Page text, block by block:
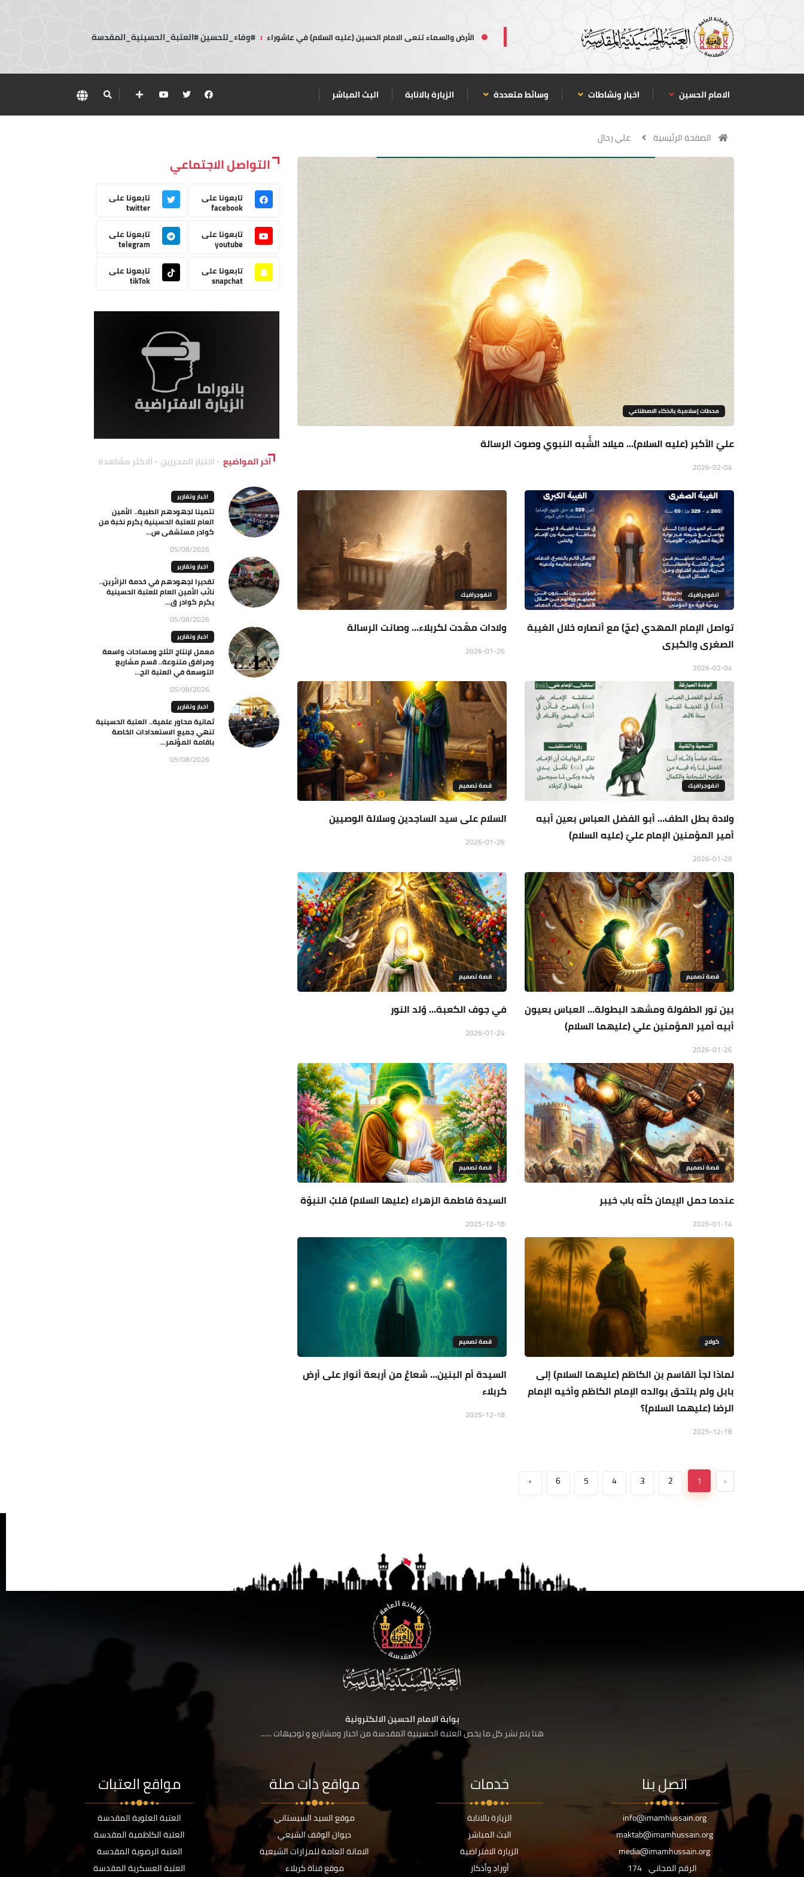
الأرض والسماء تنعى الامام الحسين (عليه السلام) في عاشوراء : #وفاء_للحسين #العتبة_الحسينية_المقدسة
الامام الحسين اخبار ونشاطات وسائط متعددة الزيارة بالانابة البث المباشر
الصفحة الرئيسية علي رحال
محطات إسلامية بالذكاء الاصطناعي
عليّ الأكبر (عليه السلام)... ميلاد الشَّبه النبوي وصوت الرسالة
انفوجرافيك
تواصل الإمام المهدي (عجّ) مع أنصاره خلال الغيبة
الصغرى والكبرى
انفوجرافيك
ولادات مهّدت لكربلاء… وصانت الرسالة
انفوجرافيك
ولادة بطل الطف… أبو الفضل العباس بعين أبيه
أمير المؤمنين الإمام عليّ (عليه السلام)
قصة تصميم
السلام على سيد الساجدين وسلالة الوصيين
قصة تصميم
بين نور الطفولة ومشهد البطولة… العباس بعيون
أبيه أمير المؤمنين علي (عليهما السلام)
قصة تصميم
في جوف الكعبة… وُلد النور
قصة تصميم
عندما حمل الإيمان كلّه باب خيبر
قصة تصميم
السيدة فاطمة الزهراء (عليها السلام) قلبُ النبوّة
كولاج
لماذا لجأ القاسم بن الكاظم (عليهما السلام) إلى
بابل ولم يلتحق بوالده الإمام الكاظم وأخيه الإمام
الرضا (عليهما السلام)؟
قصة تصميم
السيدة أم البنين… شعاعٌ من أربعة أنوار على أرض
كربلاء
‹
1
2
3
4
5
6
›
التواصل الاجتماعي
تابعونا على
facebook
تابعونا على
twitter
تابعونا على
youtube
تابعونا على
telegram
تابعونا على
snapchat
تابعونا على
tikTok
آخر المواضيع اختيار المحررين الاكثر مشاهدة
اخبار وتقارير
تثمينا لجهودهم الطبية.. الأمين
العام للعتبة الحسينية يكرم نخبة من
كوادر مستشفى س...
05/08/2026
اخبار وتقارير
تقديرا لجهودهم في خدمة الزائرين..
نائب الأمين العام للعتبة الحسينية
يكرم كوادر ق...
05/08/2026
اخبار وتقارير
معمل لإنتاج الثلج ومساحات واسعة
ومرافق متنوعة.. قسم مشاريع
التوسعة في العتبة الح...
05/08/2026
اخبار وتقارير
ثمانية محاور علمية.. العتبة الحسينية
تنهي جميع الاستعدادات الخاصة
باقامة المؤتمر...
05/08/2026
بوابة الامام الحسين الالكترونية
هنا يتم نشر كل ما يخص العتبة الحسينية المقدسة من اخبار ومشاريع و توجيهات ......
اتصل بنا
info@imamhussain.org
maktab@imamhussain.org
media@imamhussain.org
الرقم المجاني 174
خدمات
الزيارة بالانابة
البث المباشر
الزيارة الافتراضية
أوراد وأذكار
مواقع ذات صلة
موقع السيد السيستاني
ديوان الوقف الشيعي
الامانة العامة للمزارات الشيعية
موقع قناة كربلاء
مواقع العتبات
العتبة العلوية المقدسة
العتبة الكاظمية المقدسة
العتبة الرضوية المقدسة
العتبة العسكرية المقدسة